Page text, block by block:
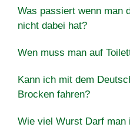
Was passiert wenn man
nicht dabei hat?
Wen muss man auf
Kann ich mit dem
Brocken fahren?
Wie viel Wurst Darf man